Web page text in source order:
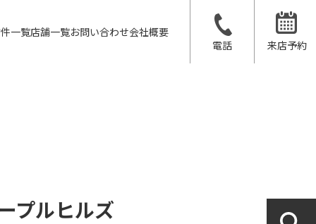
一覧店舗一覧お問い合わせ会社概要
電話
来店予約
プルヒルズ